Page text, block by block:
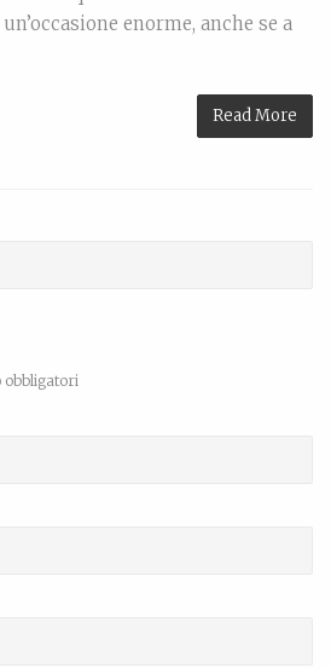
enorme, anche se a
Read More
obbligatori